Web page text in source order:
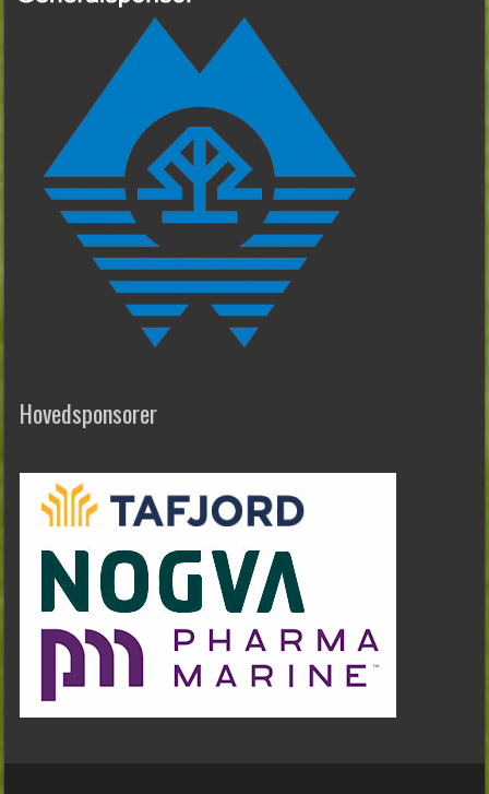
Hovedsponsorer